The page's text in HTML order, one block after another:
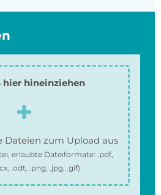
hier hineinziehen
Dateien zum Upload aus
erlaubte Dateiformate: .pdf,
.odt, .png, .jpg, .gif)